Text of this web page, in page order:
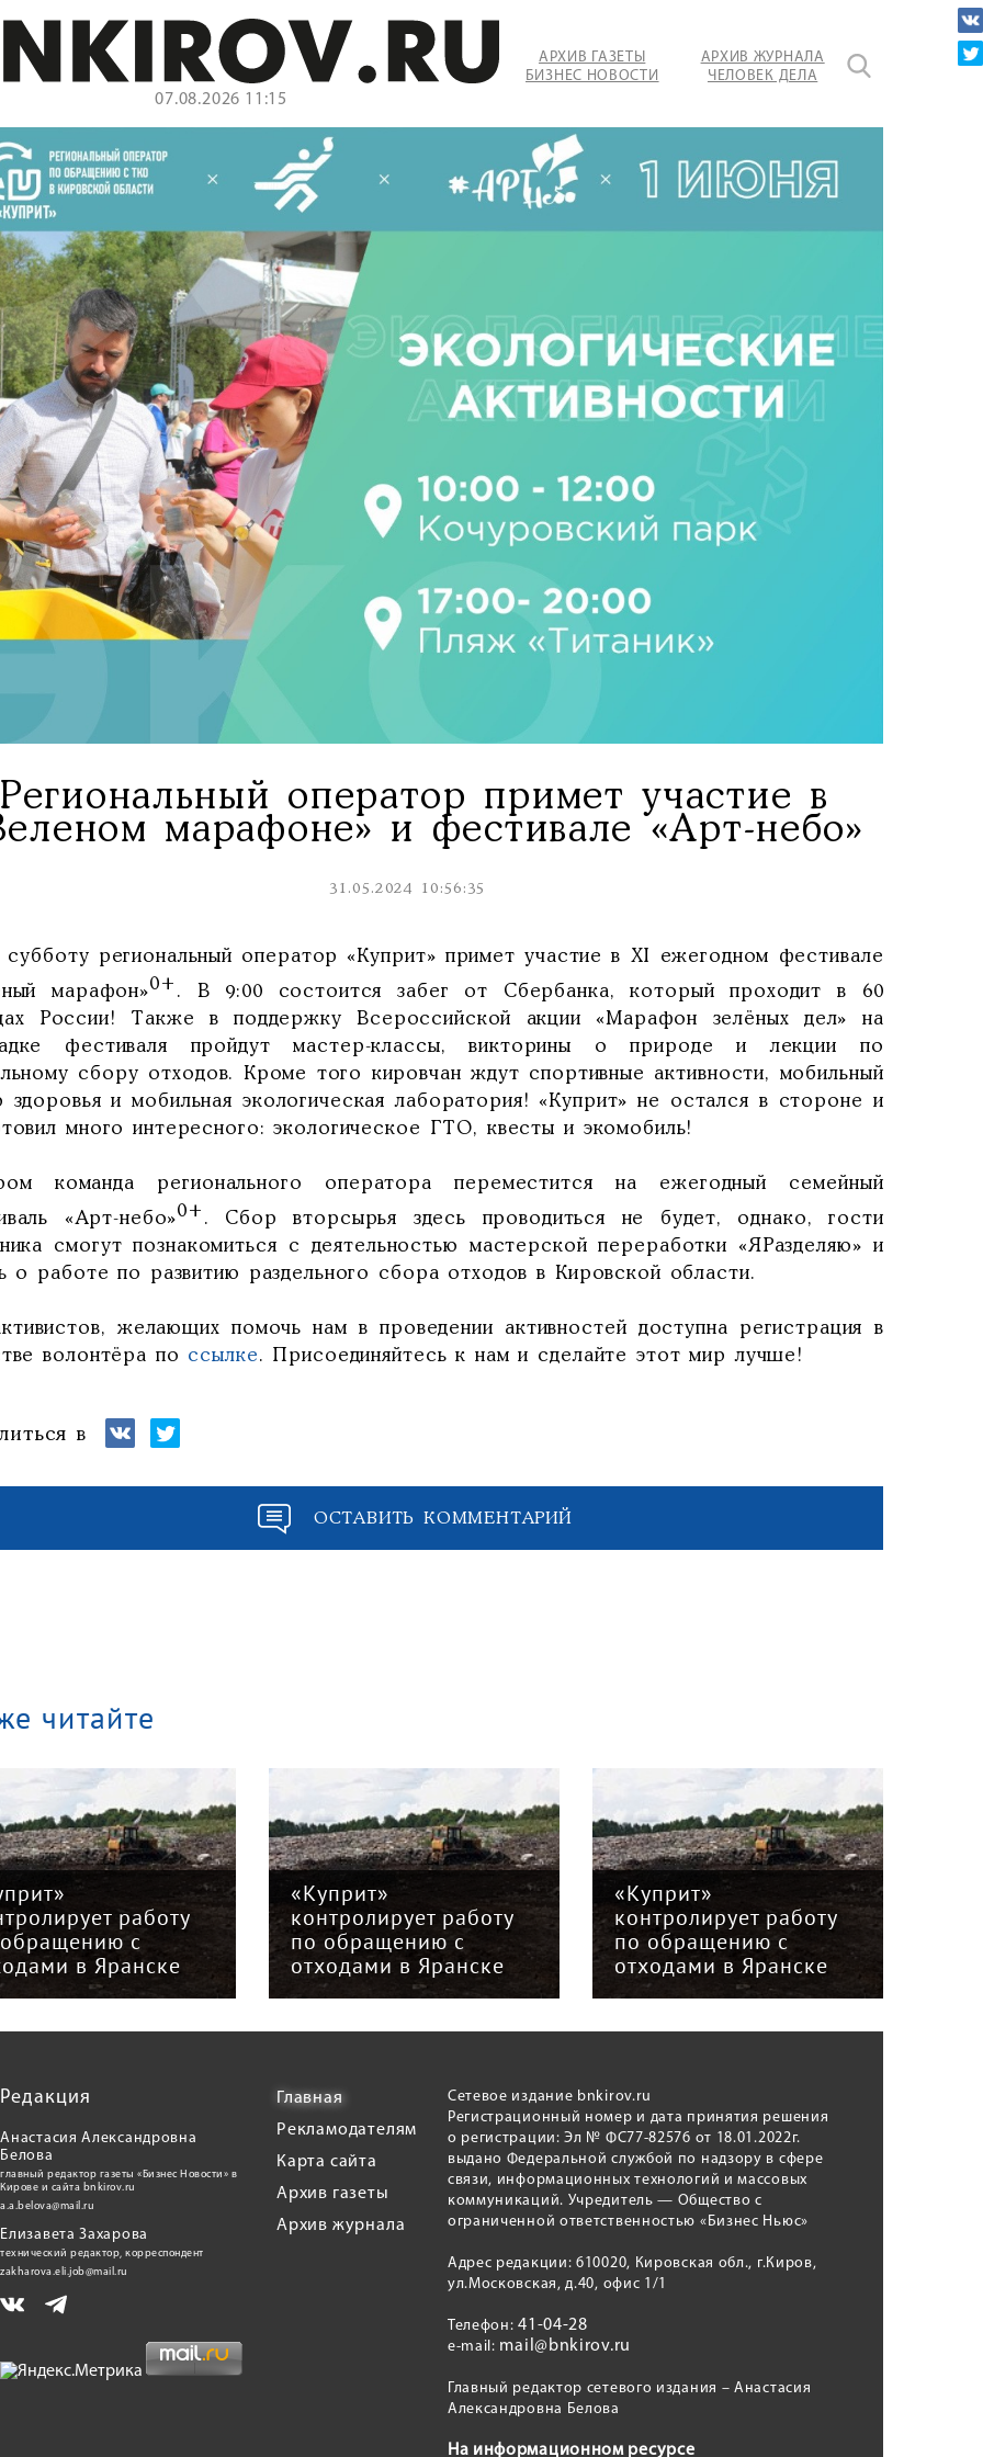
07.08.2026 11:15
АРХИВ ГАЗЕТЫ
БИЗНЕС НОВОСТИ
АРХИВ ЖУРНАЛА
ЧЕЛОВЕК ДЕЛА
Региональный оператор примет участие в
марафоне» и фестивале «Арт-небо»
31.05.2024 10:56:35
субботу региональный оператор «Куприт» примет участие в XI ежегодном фестивале
марафон»0+ . В 9:00 состоится забег от Сбербанка, который проходит в 60
России! Также в поддержку Всероссийской акции «Марафон зелёных дел» на
фестиваля пройдут мастер-классы, викторины о природе и лекции по
сбору отходов. Кроме того кировчан ждут спортивные активности, мобильный
здоровья и мобильная экологическая лаборатория! «Куприт» не остался в стороне и
много интересного: экологическое ГТО, квесты и экомобиль!
команда регионального оператора переместится на ежегодный семейный
«Арт-небо»0+ . Сбор вторсырья здесь проводиться не будет, однако, гости
смогут познакомиться с деятельностью мастерской переработки «ЯРазделяю» и
о работе по развитию раздельного сбора отходов в Кировской области.
желающих помочь нам в проведении активностей доступна регистрация в
волонтёра по ссылке. Присоединяйтесь к нам и сделайте этот мир лучше!
в
ОСТАВИТЬ КОММЕНТАРИЙ
читайте
работу
с
в Яранске
«Куприт»
контролирует работу
по обращению с
отходами в Яранске
«Куприт»
контролирует работу
по обращению с
отходами в Яранске
Редакция
Анастасия Александровна
Белова
главный редактор газеты «Бизнес Новости» в
Кирове и сайта bnkirov.ru
a.a.belova@mail.ru
Елизавета Захарова
технический редактор, корреспондент
zakharova.eli.job@mail.ru
Главная
Рекламодателям
Карта сайта
Архив газеты
Архив журнала
Сетевое издание bnkirov.ru
Регистрационный номер и дата принятия решения
о регистрации: Эл № ФС77-82576 от 18.01.2022г.
выдано Федеральной службой по надзору в сфере
связи, информационных технологий и массовых
коммуникаций. Учредитель — Общество с
ограниченной ответственностью «Бизнес Ньюс»
Адрес редакции: 610020, Кировская обл., г.Киров,
ул.Московская, д.40, офис 1/1
Телефон:41-04-28
e-mail: mail@bnkirov.ru
Главный редактор сетевого издания – Анастасия
Александровна Белова
На информационном ресурсе